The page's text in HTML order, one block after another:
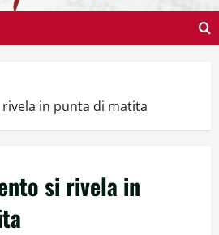
in punta di matita
si rivela in